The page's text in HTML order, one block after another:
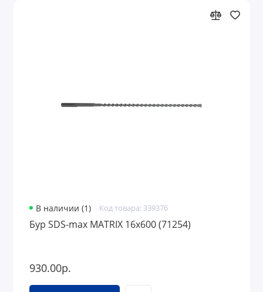
В наличии (1) Код товара: 339376
Бур SDS-max MATRIX 16х600 (71254)
930.00р.